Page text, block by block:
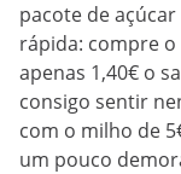
pacote de
rápida: compre
apenas 1,40€ o
consigo sentir
com o milho de
um pouco